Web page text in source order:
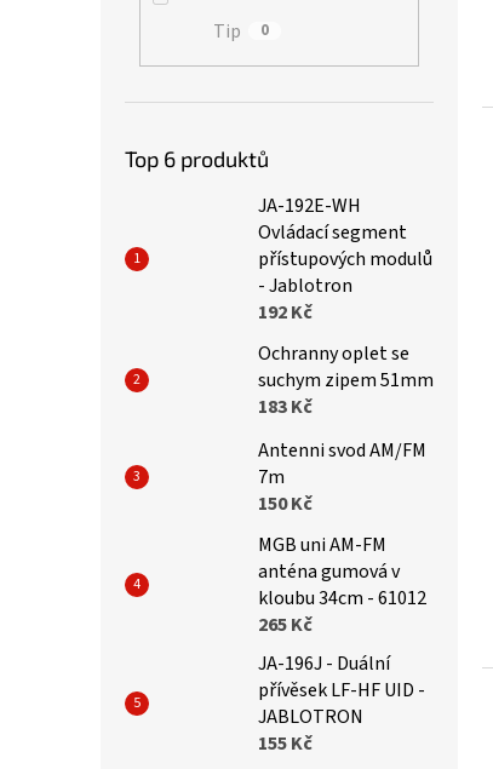
Tip 0
Top 6 produktů
JA-192E-WH
Ovládací segment
přístupových modulů
- Jablotron
192 Kč
Ochranny oplet se
suchym zipem 51mm
183 Kč
Antenni svod AM/FM
7m
150 Kč
MGB uni AM-FM
anténa gumová v
kloubu 34cm - 61012
265 Kč
JA-196J - Duální
přívěsek LF-HF UID -
JABLOTRON
155 Kč